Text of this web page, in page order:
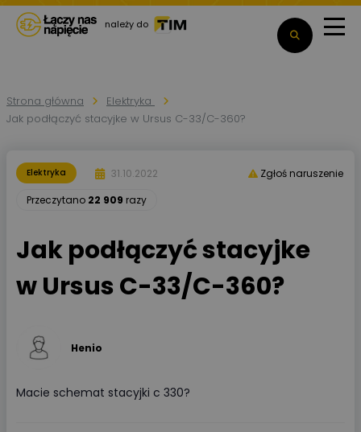
należy do
Strona główna
Elektryka
Jak podłączyć stacyjke w Ursus C-33/C-360?
Elektryka
31.10.2022
Przeczytano 22 909 razy
Zgłoś naruszenie
Jak podłączyć stacyjke
w Ursus C-33/C-360?
Henio
Macie schemat stacyjki c 330?